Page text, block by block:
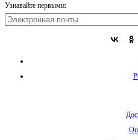
Узнавайте первыми: